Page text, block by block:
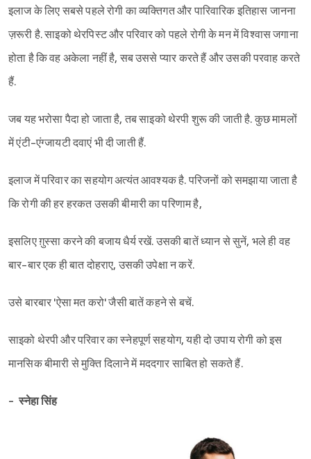
इलाज के लिए सबसे पहले रोगी का व्यक्तिगत और पारिवारिक इतिहास जानना
ज़रूरी है. साइको थेरपिस्ट और परिवार को पहले रोगी के मन में विश्वास जगाना
होता है कि वह अकेला नहीं है, सब उससे प्यार करते हैं और उसकी परवाह करते
हैं.
जब यह भरोसा पैदा हो जाता है, तब साइको थेरपी शुरू की जाती है. कुछ मामलों
में एंटी-एंग्जायटी दवाएं भी दी जाती हैं.
इलाज में परिवार का सहयोग अत्यंत आवश्यक है. परिजनों को समझाया जाता है
कि रोगी की हर हरकत उसकी बीमारी का परिणाम है,
इसलिए ग़ुस्सा करने की बजाय धैर्य रखें. उसकी बातें ध्यान से सुनें, भले ही वह
बार-बार एक ही बात दोहराए, उसकी उपेक्षा न करें.
उसे बारबार 'ऐसा मत करो' जैसी बातें कहने से बचें.
साइको थेरपी और परिवार का स्नेहपूर्ण सहयोग, यही दो उपाय रोगी को इस
मानसिक बीमारी से मुक्ति दिलाने में मददगार साबित हो सकते हैं.
- स्नेहा सिंह